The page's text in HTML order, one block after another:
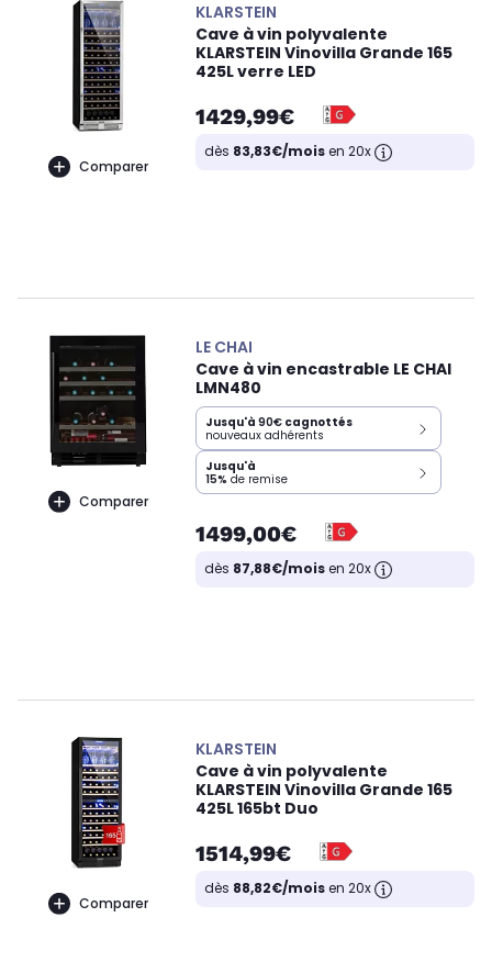
Comparer
KLARSTEIN
Cave à vin polyvalente
KLARSTEIN Vinovilla Grande 165
425L verre LED
1429,99€
dès 83,83€/moisen 20x
Comparer
LE CHAI
Cave à vin encastrable LE CHAI
LMN480
Jusqu'à 90€ cagnottés
nouveaux adhérents
Jusqu'à
15% de remise
1499,00€
dès 87,88€/moisen 20x
Comparer
KLARSTEIN
Cave à vin polyvalente
KLARSTEIN Vinovilla Grande 165
425L 165bt Duo
1514,99€
dès 88,82€/moisen 20x